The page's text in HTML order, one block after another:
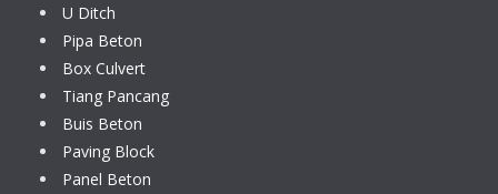
U Ditch
Pipa Beton
Box Culvert
Tiang Pancang
Buis Beton
Paving Block
Panel Beton